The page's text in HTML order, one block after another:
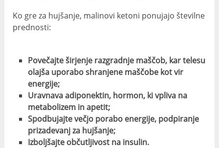
Ko gre za hujšanje, malinovi ketoni ponujajo številne
prednosti:
Povečajte širjenje razgradnje maščob, kar telesu
olajša uporabo shranjene maščobe kot vir
energije;
Uravnava adiponektin, hormon, ki vpliva na
metabolizem in apetit;
Spodbujajte večjo porabo energije, podpiranje
prizadevanj za hujšanje;
Izboljšajte občutljivost na insulin.